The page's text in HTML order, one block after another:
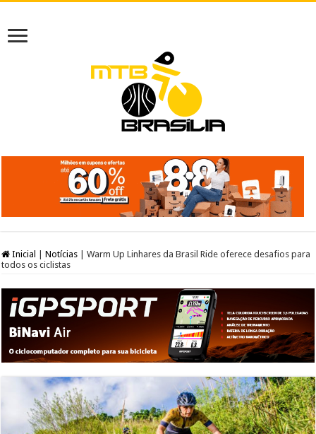
Inicial Notícias
Warm Up Linhares da Brasil Ride oferece desafios para
todos os ciclistas